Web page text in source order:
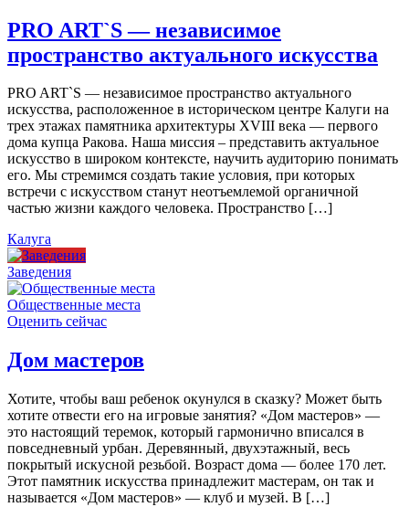
PRO ART`S — независимое
пространство актуального искусства
PRO ART`S — независимое пространство актуального
искусства, расположенное в историческом центре Калуги на
трех этажах памятника архитектуры XVIII века — первого
дома купца Ракова. Наша миссия – представить актуальное
искусство в широком контексте, научить аудиторию понимать
его. Мы стремимся создать такие условия, при которых
встречи с искусством станут неотъемлемой органичной
частью жизни каждого человека. Пространство […]
Калуга
Заведения
Общественные места
Оценить сейчас
Дом мастеров
Хотите, чтобы ваш ребенок окунулся в сказку? Может быть
хотите отвести его на игровые занятия? «Дом мастеров» —
это настоящий теремок, который гармонично вписался в
повседневный урбан. Деревянный, двухэтажный, весь
покрытый искусной резьбой. Возраст дома — более 170 лет.
Этот памятник искусства принадлежит мастерам, он так и
называется «Дом мастеров» — клуб и музей. В […]